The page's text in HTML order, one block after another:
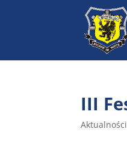
III
Aktualności